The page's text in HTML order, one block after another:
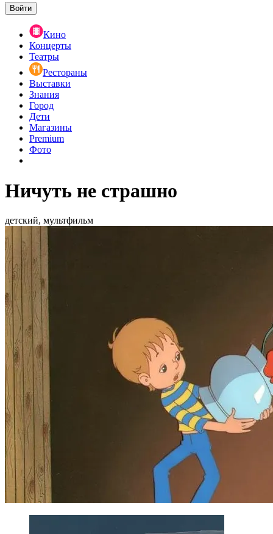
Войти
Кино
Концерты
Театры
Рестораны
Выставки
Знания
Город
Дети
Магазины
Premium
Фото
Ничуть не страшно
детский, мультфильм